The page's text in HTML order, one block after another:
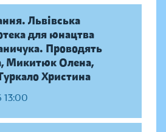
Львівська
для юнацтва
Проводять
Микитюк Олена,
Христина
13:00